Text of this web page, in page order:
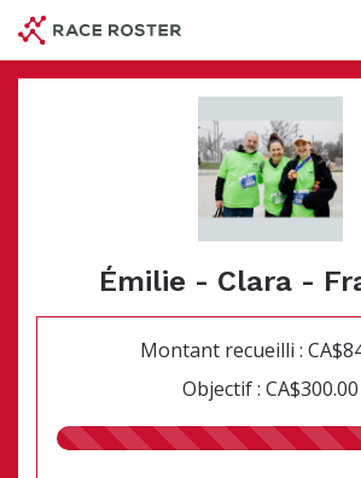
Passer
contenu
principal
Émilie - Clara -
Montant recueilli :
Objectif : CA$300.00
100.00%